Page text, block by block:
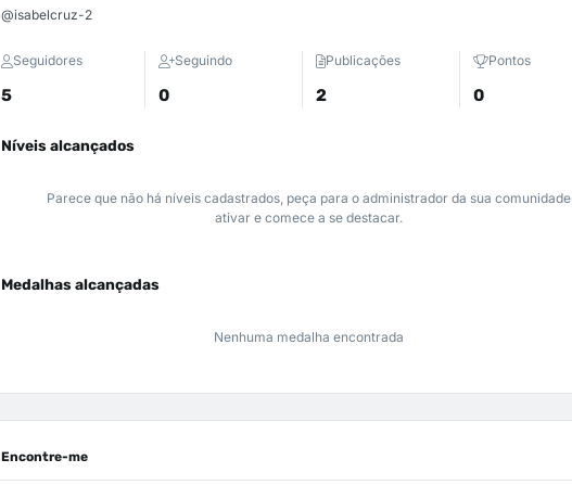
@isabelcruz-2
Seguidores
5
Seguindo
0
Publicações
2
Pontos
0
Níveis alcançados
Parece que não há níveis cadastrados, peça para o administrador da sua comunidade
ativar e comece a se destacar.
Medalhas alcançadas
Nenhuma medalha encontrada
Encontre-me